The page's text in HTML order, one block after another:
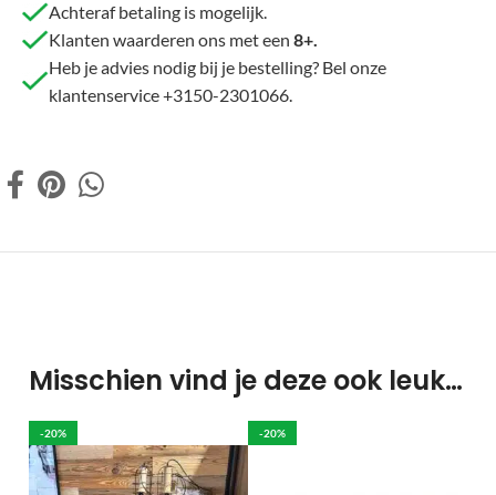
Achteraf betaling is mogelijk.
Klanten waarderen ons met een 8+.
Heb je advies nodig bij je bestelling? Bel onze
klantenservice +3150-2301066.
Misschien vind je deze ook leuk…
-20% -20%